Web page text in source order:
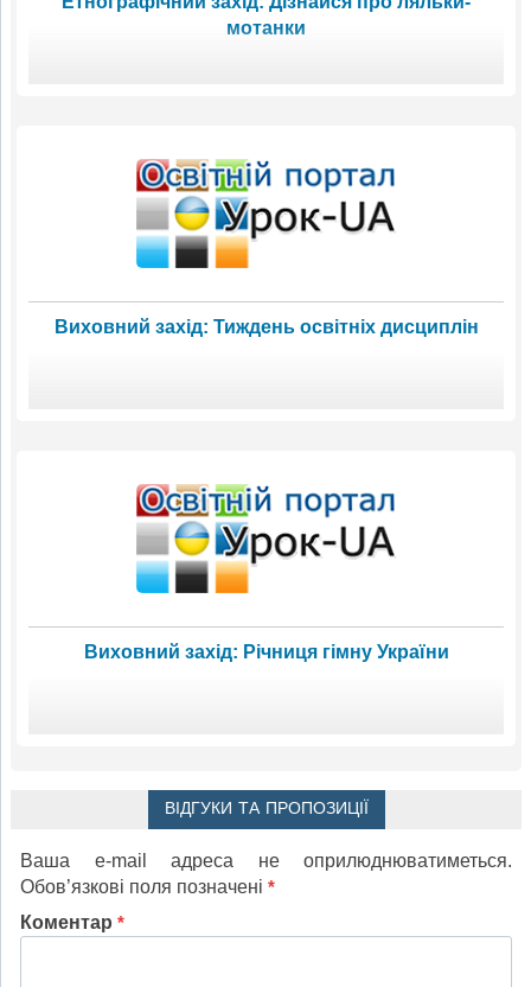
мотанки
Виховний захід: Тиждень освітніх дисциплін
Виховний захід: Річниця гімну України
ВІДГУКИ ТА ПРОПОЗИЦІЇ
Ваша e-mail адреса не оприлюднюватиметься.
Обов’язкові поля позначені *
Коментар *